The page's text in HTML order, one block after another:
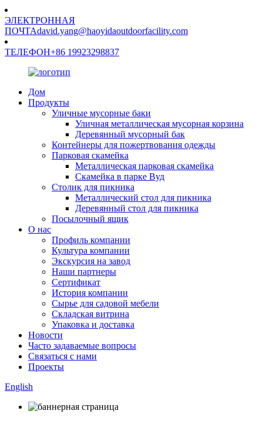
ЭЛЕКТРОННАЯ
ПОЧТАdavid.yang@haoyidaoutdoorfacility.com
ТЕЛЕФОН+86 19923298837
Дом
Продукты
Уличные мусорные баки
Уличная металлическая мусорная корзина
Деревянный мусорный бак
Контейнеры для пожертвования одежды
Парковая скамейка
Металлическая парковая скамейка
Скамейка в парке Вуд
Столик для пикника
Металлический стол для пикника
Деревянный стол для пикника
Посылочный ящик
О нас
Профиль компании
Культура компании
Экскурсия на завод
Наши партнеры
Сертификат
История компании
Сырье для садовой мебели
Складская витрина
Упаковка и доставка
Новости
Часто задаваемые вопросы
Связаться с нами
Проекты
English